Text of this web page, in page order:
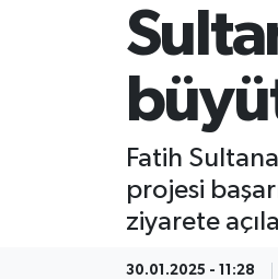
Fatih
projesi
ziyarete
30.01.2025 - 11:28
GÖKTÜRK
Tüm Manşetler
Son Dakika Haberleri